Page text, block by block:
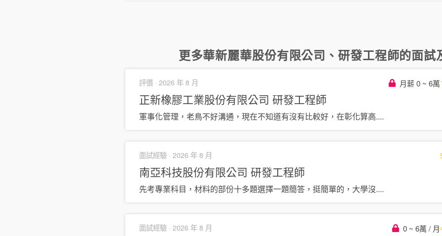
更多華新麗華股份有限公司 、研發工程師的面試
評價 · 2026 年 8 月 月薪 0 ~ 6萬
正新橡膠工業股份有限公司 研發工程師
軍事化管理，老鳥不好溝通，現在不知道有沒有比較好，在彰化算高....
面試經驗 · 2026 年 8 月
南亞科技股份有限公司 研發工程師
先考專業科目，材料的部份十多題選擇一題簡答，挺簡單的，大學沒....
面試經驗 · 2026 年 8 月 0 ~ 6萬 / 月